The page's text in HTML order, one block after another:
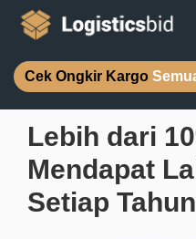
Cek Ongkir Kargo
Lebih dari
Mendapat
Setiap Tahun